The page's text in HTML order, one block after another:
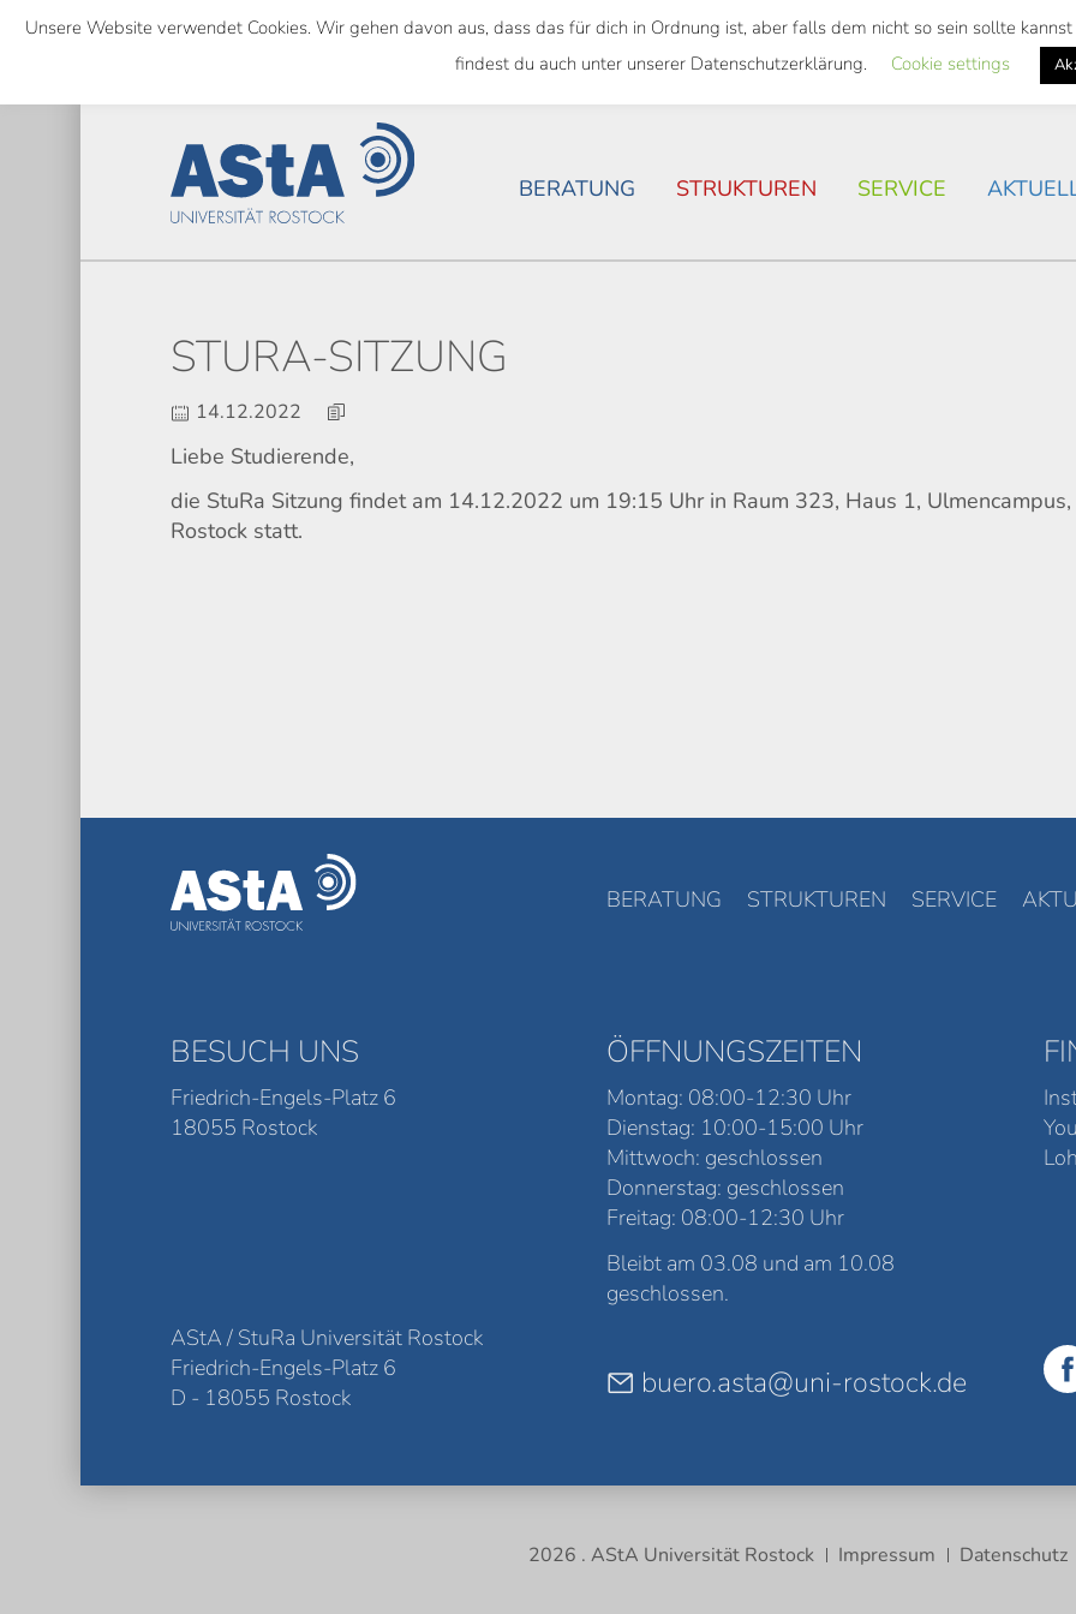
Skip
content
SEMESTERTICKET ALS BUNDESWEITES TICKET
BERATUNG STRUKTUREN SERVICE
STURA-SITZUNG
14.12.2022
Liebe Studierende,
die StuRa Sitzung findet am 14.12.2022 um 19:15 Uhr in Raum 323, Haus 1, Ulmencampus,
Rostock statt.
BERATUNG STRUKTUREN SERVICE
BESUCH UNS
Friedrich-Engels-Platz 6
18055 Rostock
ÖFFNUNGSZEITEN
Montag: 08:00-12:30 Uhr
Dienstag: 10:00-15:00 Uhr
Mittwoch: geschlossen
Donnerstag: geschlossen
Freitag: 08:00-12:30 Uhr
Bleibt am 03.08 und am 10.08
geschlossen.
AStA / StuRa Universität Rostock
Friedrich-Engels-Platz 6
D - 18055 Rostock
buero.asta@uni-rostock.de
2026 . AStA Universität Rostock Impressum Datenschutz
Unsere Website verwendet Cookies. Wir gehen davon aus, dass das für dich in Ordnung ist, aber falls dem nicht so sein sollte
findest du auch unter unserer Datenschutzerklärung.
Cookie settings